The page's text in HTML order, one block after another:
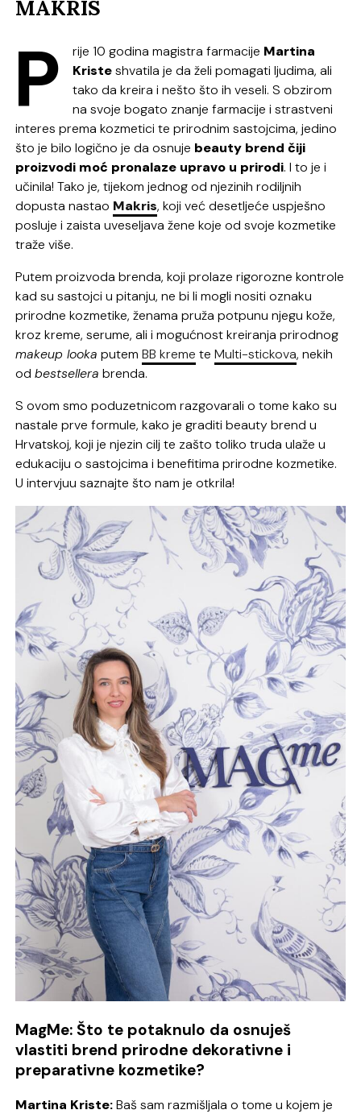
MAKRIS
P rije 10 godina magistra farmacije Martina
Kristeshvatila je da želi pomagati ljudima, ali
tako da kreira i nešto što ih veseli. S obzirom
na svoje bogato znanje farmacije i strastveni
interes prema kozmetici te prirodnim sastojcima, jedino
što je bilo logično je da osnuje beauty brend čiji
proizvodi moć pronalaze upravo u prirodi. I to je i
učinila! Tako je, tijekom jednog od njezinih rodiljnih
dopusta nastao Makris, koji već desetljeće uspješno
posluje i zaista uveseljava žene koje od svoje kozmetike
traže više.
Putem proizvoda brenda, koji prolaze rigorozne kontrole
kad su sastojci u pitanju, ne bi li mogli nositi oznaku
prirodne kozmetike, ženama pruža potpunu njegu kože,
kroz kreme, serume, ali i mogućnost kreiranja prirodnog
makeup looka putemBB kreme teMulti-stickova, nekih
odbestsellera brenda.
S ovom smo poduzetnicom razgovarali o tome kako su
nastale prve formule, kako je graditi beauty brend u
Hrvatskoj, koji je njezin cilj te zašto toliko truda ulaže u
edukaciju o sastojcima i benefitima prirodne kozmetike.
U intervjuu saznajte što nam je otkrila!
MagMe: Što te potaknulo da osnuješ
vlastiti brend prirodne dekorativne i
preparativne kozmetike?
Martina Kriste:Baš sam razmišljala o tome u kojem je